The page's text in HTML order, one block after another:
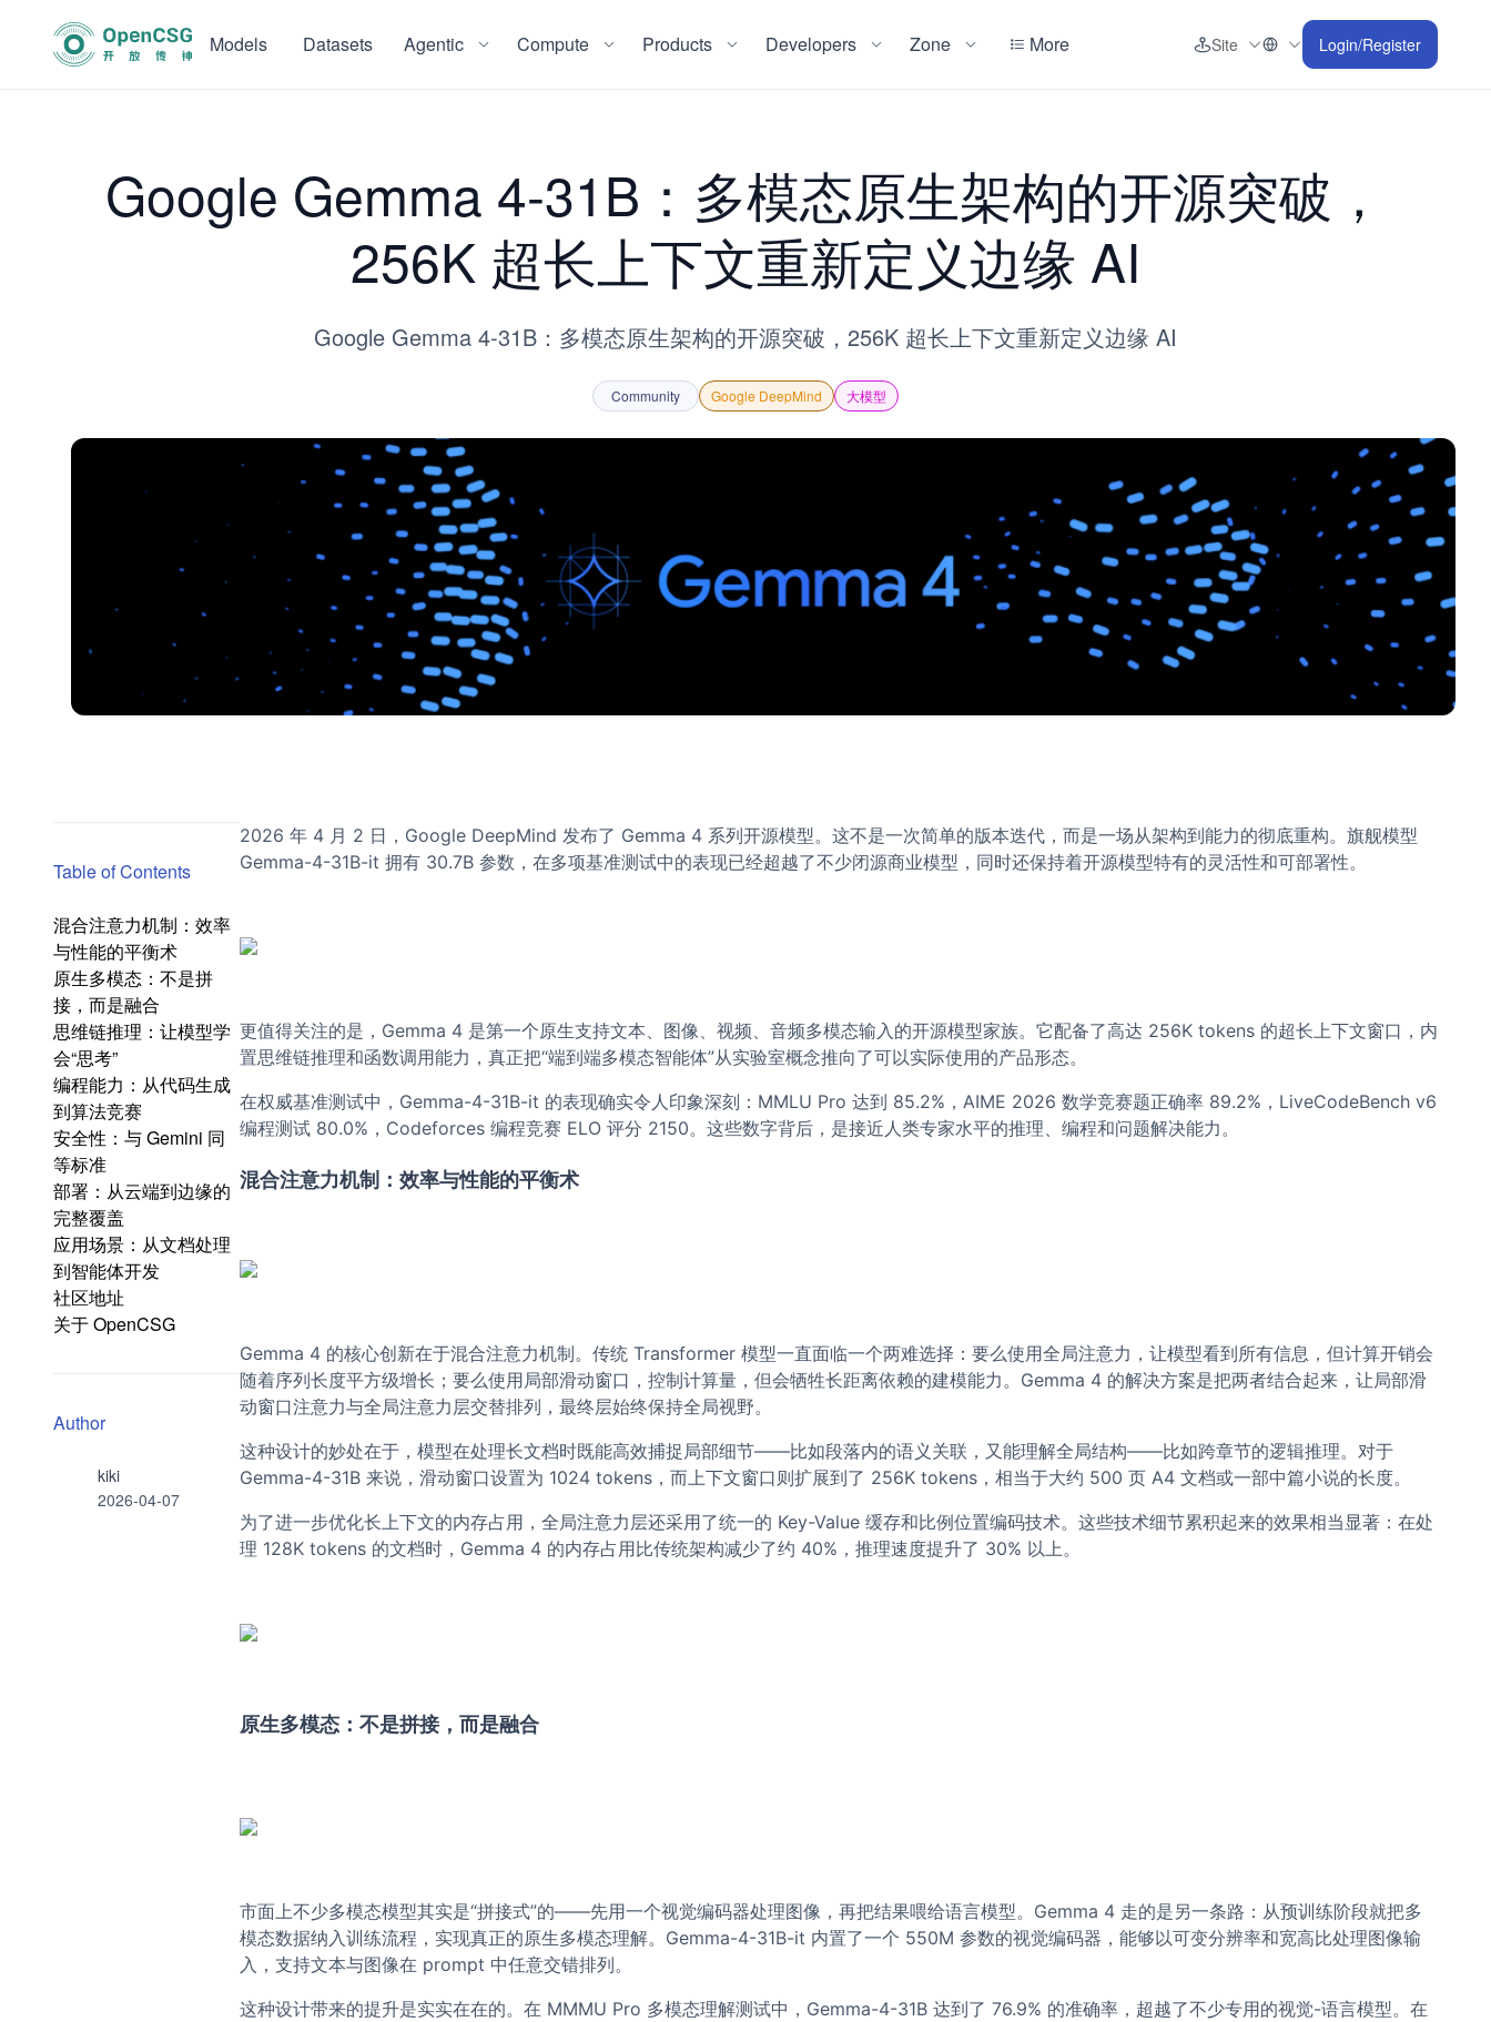
Models Datasets Agentic Compute Products Developers Zone More Site Login/Register
Google Gemma 4-31B：多模态原生架构的开源突破，
256K 超长上下文重新定义边缘 AI
Google Gemma 4-31B：多模态原生架构的开源突破，256K 超长上下文重新定义边缘 AI
Community Google DeepMind 大模型
Table of Contents
混合注意力机制：效率
与性能的平衡术
原生多模态：不是拼
接，而是融合
思维链推理：让模型学
会“思考”
编程能力：从代码生成
到算法竞赛
安全性：与 Gemini 同
等标准
部署：从云端到边缘的
完整覆盖
应用场景：从文档处理
到智能体开发
社区地址
关于 OpenCSG
Author
kiki
2026-04-07
2026 年 4 月 2 日，Google DeepMind 发布了 Gemma 4 系列开源模型。这不是一次简单的版本迭代，而是一场从架构到能力的彻底重构。旗舰模型
Gemma-4-31B-it 拥有 30.7B 参数，在多项基准测试中的表现已经超越了不少闭源商业模型，同时还保持着开源模型特有的灵活性和可部署性。
更值得关注的是，Gemma 4 是第一个原生支持文本、图像、视频、音频多模态输入的开源模型家族。它配备了高达 256K tokens 的超长上下文窗口，内
置思维链推理和函数调用能力，真正把“端到端多模态智能体”从实验室概念推向了可以实际使用的产品形态。
在权威基准测试中，Gemma-4-31B-it 的表现确实令人印象深刻：MMLU Pro 达到 85.2%，AIME 2026 数学竞赛题正确率 89.2%，LiveCodeBench v6
编程测试 80.0%，Codeforces 编程竞赛 ELO 评分 2150。这些数字背后，是接近人类专家水平的推理、编程和问题解决能力。
混合注意力机制：效率与性能的平衡术
Gemma 4 的核心创新在于混合注意力机制。传统 Transformer 模型一直面临一个两难选择：要么使用全局注意力，让模型看到所有信息，但计算开销会
随着序列长度平方级增长；要么使用局部滑动窗口，控制计算量，但会牺牲长距离依赖的建模能力。Gemma 4 的解决方案是把两者结合起来，让局部滑
动窗口注意力与全局注意力层交替排列，最终层始终保持全局视野。
这种设计的妙处在于，模型在处理长文档时既能高效捕捉局部细节——比如段落内的语义关联，又能理解全局结构——比如跨章节的逻辑推理。对于
Gemma-4-31B 来说，滑动窗口设置为 1024 tokens，而上下文窗口则扩展到了 256K tokens，相当于大约 500 页 A4 文档或一部中篇小说的长度。
为了进一步优化长上下文的内存占用，全局注意力层还采用了统一的 Key-Value 缓存和比例位置编码技术。这些技术细节累积起来的效果相当显著：在处
理 128K tokens 的文档时，Gemma 4 的内存占用比传统架构减少了约 40%，推理速度提升了 30% 以上。
原生多模态：不是拼接，而是融合
市面上不少多模态模型其实是“拼接式”的——先用一个视觉编码器处理图像，再把结果喂给语言模型。Gemma 4 走的是另一条路：从预训练阶段就把多
模态数据纳入训练流程，实现真正的原生多模态理解。Gemma-4-31B-it 内置了一个 550M 参数的视觉编码器，能够以可变分辨率和宽高比处理图像输
入，支持文本与图像在 prompt 中任意交错排列。
这种设计带来的提升是实实在在的。在 MMMU Pro 多模态理解测试中，Gemma-4-31B 达到了 76.9% 的准确率，超越了不少专用的视觉-语言模型。在